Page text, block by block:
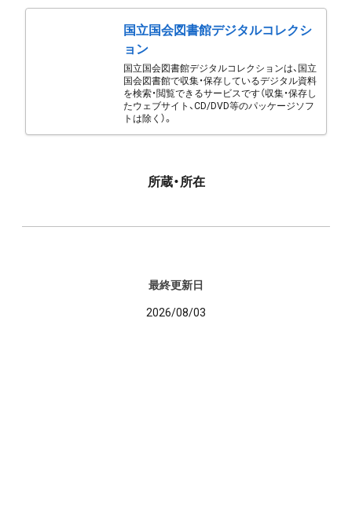
国立国会図書館デジタルコレクシ
ョン
国立国会図書館デジタルコレクションは、国立
国会図書館で収集・保存しているデジタル資料
を検索・閲覧できるサービスです（収集・保存し
たウェブサイト、CD/DVD等のパッケージソフ
トは除く）。
所蔵・所在
最終更新日
2026/08/03